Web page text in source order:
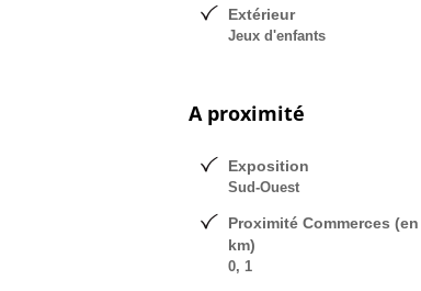
Extérieur
Jeux d'enfants
A proximité
Exposition
Sud-Ouest
Proximité Commerces (en
km)
0, 1